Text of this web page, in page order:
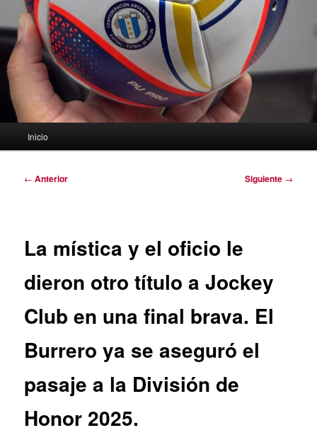
Inicio
Navegación
← Anterior Siguiente →
La mística y el oficio le
dieron otro título a Jockey
Club en una final brava. El
Burrero ya se aseguró el
pasaje a la División de
Honor 2025.